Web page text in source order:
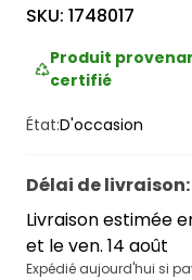
SKU: 1748017
Produit
certifié
État:D'occasion
Délai de livraison:
Livraison estimée
et le ven. 14 août
Expédié aujourd'hui si